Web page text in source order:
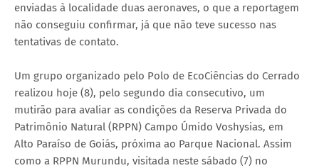
enviadas à localidade duas aeronaves, o que a reportagem
não conseguiu confirmar, já que não teve sucesso nas
tentativas de contato.
Um grupo organizado pelo Polo de EcoCiências do Cerrado
realizou hoje (8), pelo segundo dia consecutivo, um
mutirão para avaliar as condições da Reserva Privada do
Patrimônio Natural (RPPN) Campo Úmido Voshysias, em
Alto Paraíso de Goiás, próxima ao Parque Nacional. Assim
como a RPPN Murundu, visitada neste sábado (7) no